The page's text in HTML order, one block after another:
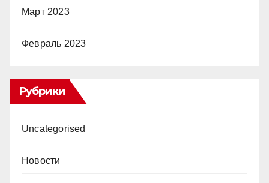
Март 2023
Февраль 2023
Рубрики
Uncategorised
Новости